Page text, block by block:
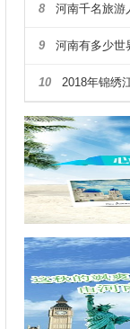
暨第四届河南省
8 河南千名旅游
9 河南有多少世
10 2018年锦绣